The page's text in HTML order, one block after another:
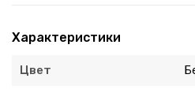
Характеристики
Цвет